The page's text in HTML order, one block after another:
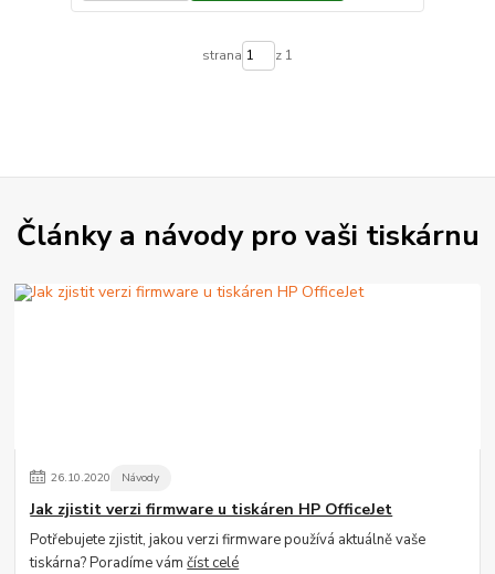
strana z 1
Články a návody pro vaši tiskárnu
26.10.2020 Návody
Jak zjistit verzi firmware u tiskáren HP OfficeJet
Potřebujete zjistit, jakou verzi firmware používá aktuálně vaše
tiskárna? Poradíme vámčíst celé